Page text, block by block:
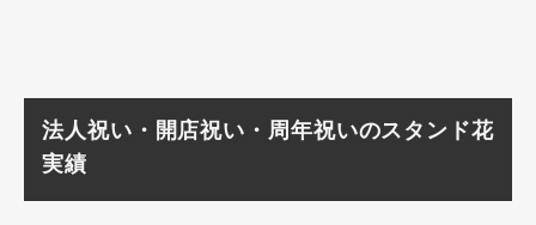
法人祝い・開店祝い・周年祝いのスタンド花
実績